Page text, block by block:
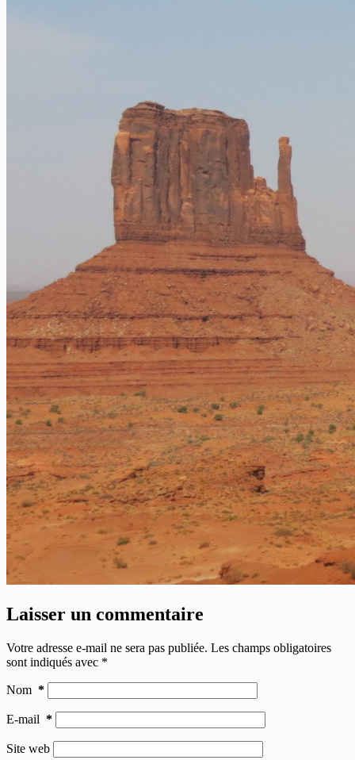
Laisser un commentaire
Votre adresse e-mail ne sera pas publiée. Les champs obligatoires
sont indiqués avec *
Nom *
E-mail *
Site web